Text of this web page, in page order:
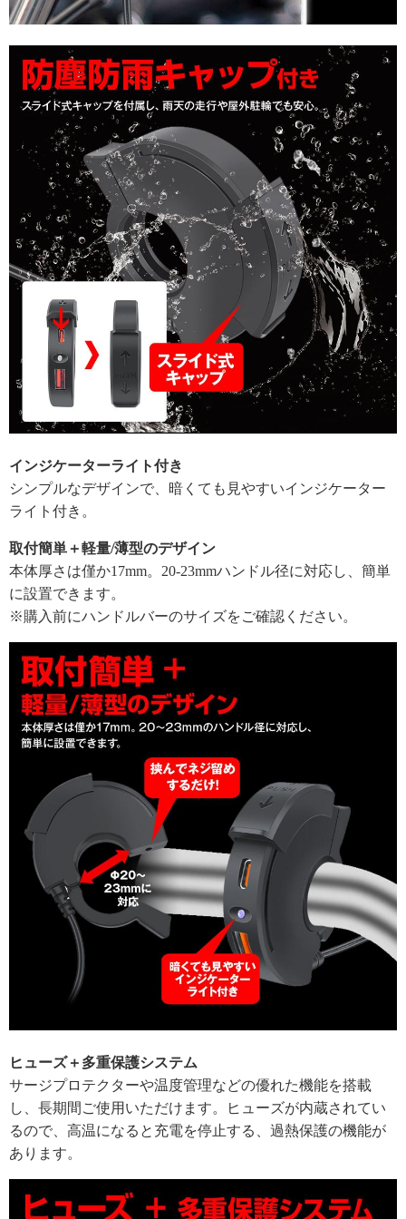
インジケーターライト付き
シンプルなデザインで、暗くても見やすいインジケーター
ライト付き。
取付簡単＋軽量/薄型のデザイン
本体厚さは僅か17mm。20-23mmハンドル径に対応し、簡単
に設置できます。
※購入前にハンドルバーのサイズをご確認ください。
ヒューズ＋多重保護システム
サージプロテクターや温度管理などの優れた機能を搭載
し、長期間ご使用いただけます。ヒューズが内蔵されてい
るので、高温になると充電を停止する、過熱保護の機能が
あります。